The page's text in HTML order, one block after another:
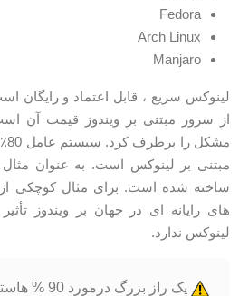
Fedora
Arch Linux
Manjaro
سریع ، قابل اعتماد و رایگان
سرور مبتنی بر ویندوز قیمت آن
مشکل
بر لینوکس است. به عنوان مثال ،
شده است. برای مثال کوچکی از
رایانه ای در جهان بر ویندوز تأثیر
ندارد.
یک راز بزرگ